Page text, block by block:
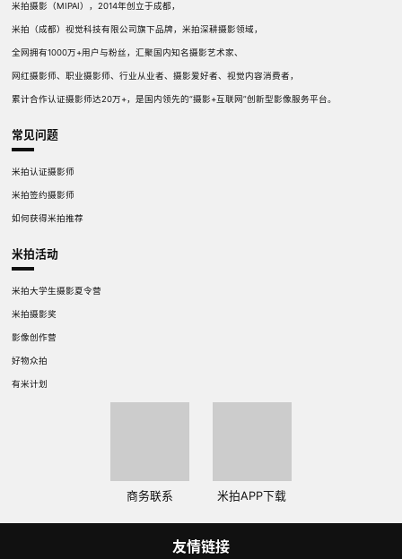
米拍摄影（MIPAI），2014年创立于成都，
米拍（成都）视觉科技有限公司旗下品牌，米拍深耕摄影领域，
全网拥有1000万+用户与粉丝，汇聚国内知名摄影艺术家、
网红摄影师、职业摄影师、行业从业者、摄影爱好者、视觉内容消费者，
累计合作认证摄影师达20万+，是国内领先的“摄影+互联网”创新型影像服务平台。
常见问题
米拍认证摄影师
米拍签约摄影师
如何获得米拍推荐
米拍活动
米拍大学生摄影夏令营
米拍摄影奖
影像创作营
好物众拍
有米计划
商务联系 米拍APP下载
友情链接